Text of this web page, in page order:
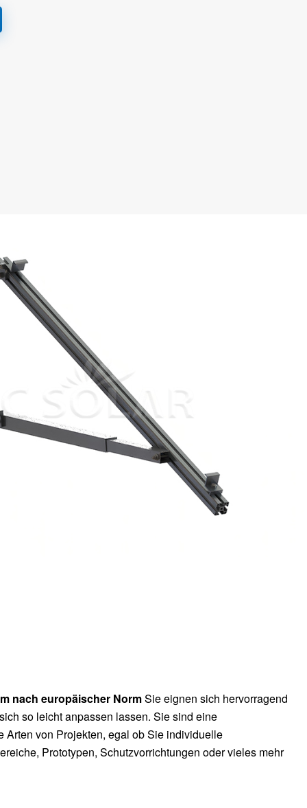
nach europäischer NormSie eignen sich hervorragend
so leicht anpassen lassen. Sie sind eine
Arten von Projekten, egal ob Sie individuelle
Prototypen, Schutzvorrichtungen oder vieles mehr